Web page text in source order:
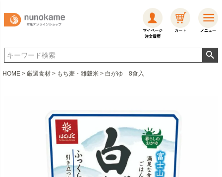
マイページ
注文履歴
カート メニュー
HOME 厳選食材 もち麦・雑穀米 白がゆ 8食入